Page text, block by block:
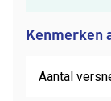
Kenmerken
Aantal